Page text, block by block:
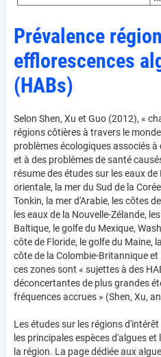
Prévalence
efflorescences
(HABs)
Selon Shen, Xu et Guo (2012), «
régions côtières à travers le
problèmes écologiques associés
et à des problèmes de santé
résume des études sur les eaux
orientale, la mer du Sud de la
Tonkin, la mer d'Arabie, les côtes
les eaux de la Nouvelle-Zélande,
Baltique, le golfe du Mexique,
côte de Floride, le golfe du Maine,
côte de la Colombie-Britannique
ces zones sont « sujettes à des
déconcertantes de plus grandes
fréquences accrues » (Shen, Xu,
Les études sur les régions
les principales espèces d'algues
la région. La page dédiée aux